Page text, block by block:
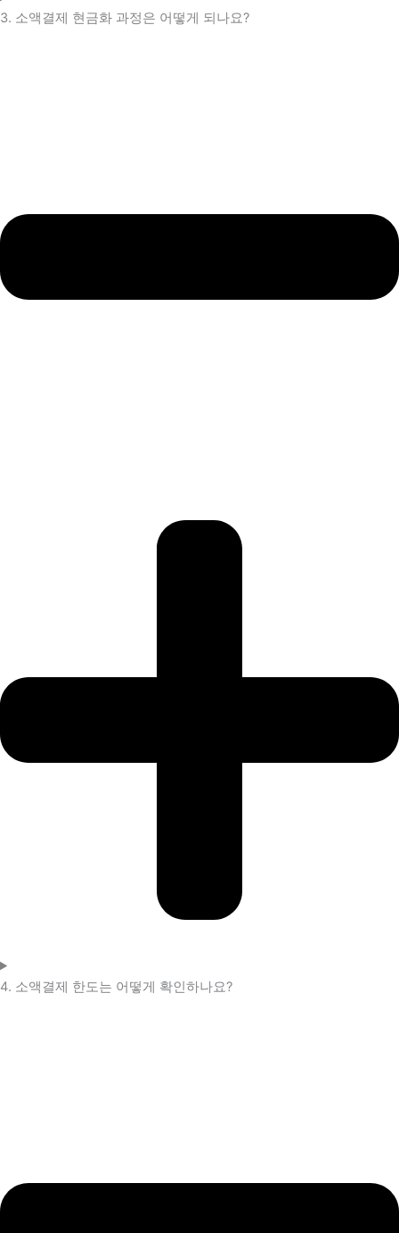
3. 소액결제 현금화 과정은 어떻게 되나요?
4. 소액결제 한도는 어떻게 확인하나요?